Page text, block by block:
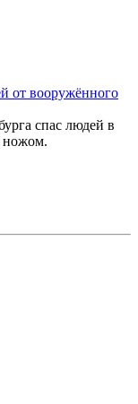
от вооружённого
спас людей в
ножом.